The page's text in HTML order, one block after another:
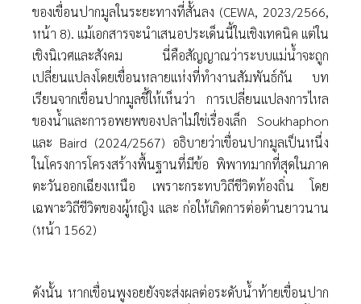
ของเขื่อนปากมูลในระยะทางที่สั้นลง (CEWA, 2023/2566,
หน้า 8). แม้เอกสารจะนําเสนอประเด็นนี้ในเชิงเทคนิค แต่ใน
เชิงนิเวศและสังคม นี่คือสัญญาณว่าระบบแม่นํ้าจะถูก
เปลี่ยนแปลงโดยเขื่อนหลายแห่งที่ทํางานสัมพันธ์กัน บท
เรียนจากเขื่อนปากมูลชี้ให้เห็นว่า การเปลี่ยนแปลงการไหล
ของนํ้าและการอพยพของปลาไม่ใช่เรื่องเล็ก Soukhaphon
และ Baird (2024/2567) อธิบายว่าเขื่อนปากมูลเป็นหนึ่ง
ในโครงการโครงสร้างพื้นฐานที่มีข้อ พิพาทมากที่สุดในภาค
ตะวันออกเฉียงเหนือ เพราะกระทบวิถีชีวิตท้องถิ่น โดย
เฉพาะวิถีชีวิตของผู้หญิง และ ก่อให้เกิดการต่อต้านยาวนาน
(หน้า 1562)
ดังนั้น หากเขื่อนพูงอยยังจะส่งผลต่อระดับนํ้าท้ายเขื่อนปาก